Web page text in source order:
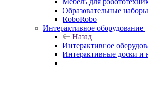
Мебель для
Образовательные наборы
RoboRobo
Интерактивное оборудование
Назад
Интерактивное
Интерактивные доски и